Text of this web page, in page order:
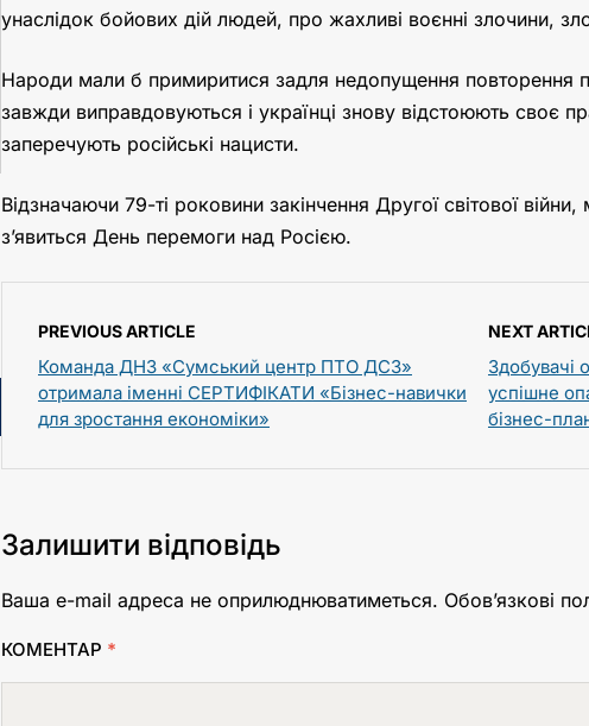
унаслідок бойових дій людей, про жахливі воєнні злочини,
Народи мали б примиритися задля недопущення повторення
завжди виправдовуються і українці знову відстоюють своє
заперечують російські нацисти.
Відзначаючи 79-ті роковини закінчення Другої світової
з’явиться День перемоги над Росією.
PREVIOUS ARTICLE
Команда ДНЗ «Сумський центр ПТО ДСЗ»
отримала іменні СЕРТИФІКАТИ «Бізнес-навички
для зростання економіки»
NEXT
Здобувачі
успішне
бізнес-
Залишити відповідь
Ваша e-mail адреса не оприлюднюватиметься. Обов’язкові
КОМЕНТАР *